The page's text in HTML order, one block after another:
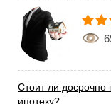
Стоит ли досрочно
ипотеку?